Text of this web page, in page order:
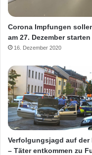
Corona Impfungen
am 27. Dezember starten
16. Dezember 2020
Verfolgungsjagd auf der
– Täter entkommen zu